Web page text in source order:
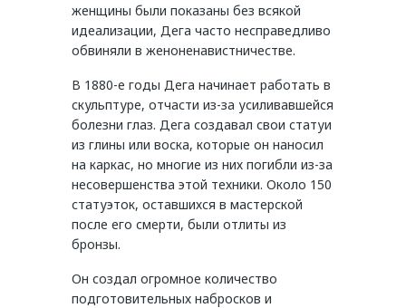
женщины были показаны без всякой
идеализации, Дега часто несправедливо
обвиняли в женоненавистничестве.
В 1880-е годы Дега начинает работать в
скульптуре, отчасти из-за усиливавшейся
болезни глаз. Дега создавал свои статуи
из глины или воска, которые он наносил
на каркас, но многие из них погибли из-за
несовершенства этой техники. Около 150
статуэток, оставшихся в мастерской
после его смерти, были отлиты из
бронзы.
Он создал огромное количество
подготовительных набросков и